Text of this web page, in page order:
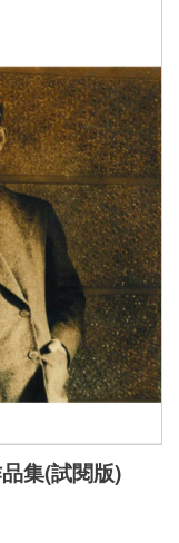
集(試閱版)